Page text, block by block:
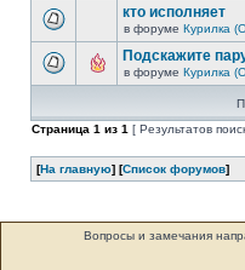
кто исполняет
в форуме Курилка
Подскажите
в форуме Курилка
Страница 1 из 1 [ Результатов
[На главную] [Список форумов]
Вопросы и замечания